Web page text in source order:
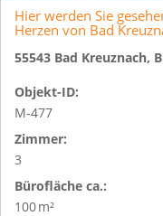
Hier werden Sie
Herzen von Bad
55543 Bad Kreuznach,
Objekt-ID:
M-477
Zimmer:
3
Bürofläche ca.:
100 m²